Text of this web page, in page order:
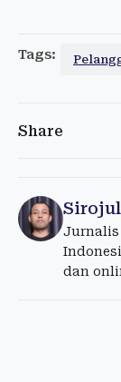
Tags:
Share
Jurnalis
dan